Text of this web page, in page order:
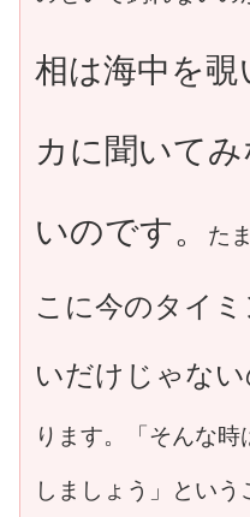
相は海中を覗
カに聞いて
いのです。 た
こに今のタイ
いだけじゃない
ります。「そんな
しましょう」という